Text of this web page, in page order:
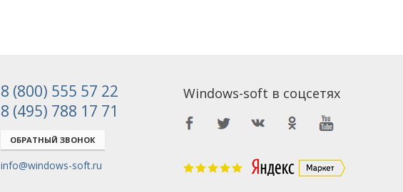
8 (800) 555 57 22
8 (495) 788 17 71
ОБРАТНЫЙ ЗВОНОК
info@windows-soft.ru
Windows-soft в соцсетях